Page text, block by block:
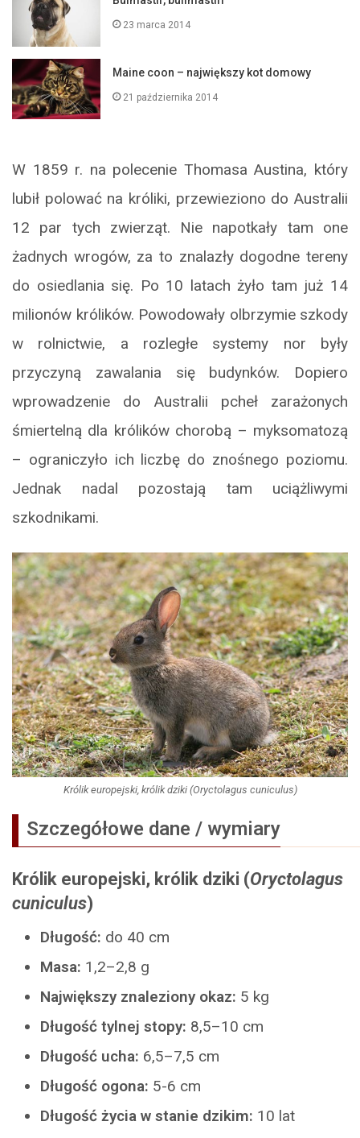
23 marca 2014
Maine coon – największy kot domowy
21 października 2014
W 1859 r. na polecenie Thomasa Austina, który
lubił polować na króliki, przewieziono do Australii
12 par tych zwierząt. Nie napotkały tam one
żadnych wrogów, za to znalazły dogodne tereny
do osiedlania się. Po 10 latach żyło tam już 14
milionów królików. Powodowały olbrzymie szkody
w rolnictwie, a rozległe systemy nor były
przyczyną zawalania się budynków. Dopiero
wprowadzenie do Australii pcheł zarażonych
śmiertelną dla królików chorobą – myksomatozą
– ograniczyło ich liczbę do znośnego poziomu.
Jednak nadal pozostają tam uciążliwymi
szkodnikami.
Królik europejski, królik dziki (Oryctolagus cuniculus)
Szczegółowe dane / wymiary
Królik europejski, królik dziki (Oryctolagus
cuniculus)
Długość: do 40 cm
Masa: 1,2–2,8 g
Największy znaleziony okaz: 5 kg
Długość tylnej stopy: 8,5–10 cm
Długość ucha: 6,5–7,5 cm
Długość ogona: 5-6 cm
Długość życia w stanie dzikim: 10 lat